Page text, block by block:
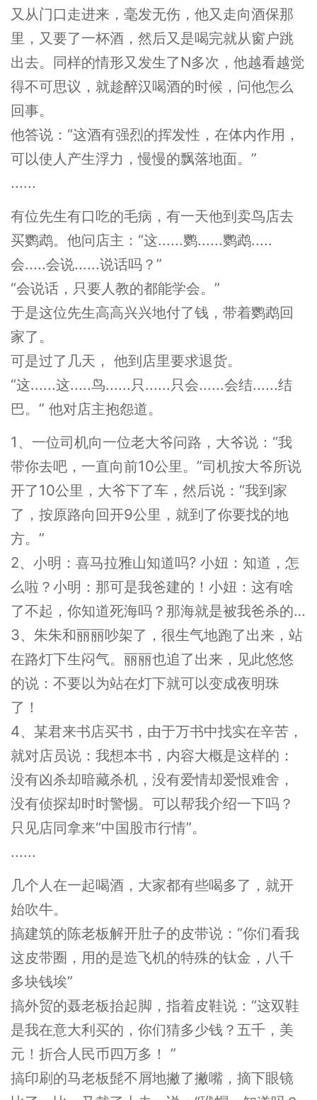
又从门口走进来，毫发无伤，他又走向酒保那
里，又要了一杯酒，然后又是喝完就从窗户跳
出去。同样的情形又发生了N多次，他越看越觉
得不可思议，就趁醉汉喝酒的时候，问他怎么
回事。
他答说：“这酒有强烈的挥发性，在体内作用，
可以使人产生浮力，慢慢的飘落地面。”
......
有位先生有口吃的毛病，有一天他到卖鸟店去
买鹦鹉。他问店主：“这......鹦......鹦鹉.....
会.....会说......说话吗？”
“会说话，只要人教的都能学会。”
于是这位先生高高兴兴地付了钱，带着鹦鹉回
家了。
可是过了几天， 他到店里要求退货。
“这......这.....鸟......只......只会......会结......结
巴。” 他对店主抱怨道。
1、一位司机向一位老大爷问路，大爷说：“我
带你去吧，一直向前10公里。”司机按大爷所说
开了10公里，大爷下了车，然后说：“我到家
了，按原路向回开9公里，就到了你要找的地
方。”
2、小明：喜马拉雅山知道吗? 小妞：知道，怎
么啦？小明：那可是我爸建的！小妞：这有啥
了不起，你知道死海吗？那海就是被我爸杀的…
3、朱朱和丽丽吵架了，很生气地跑了出来，站
在路灯下生闷气。丽丽也追了出来，见此悠悠
的说：不要以为站在灯下就可以变成夜明珠
了！
4、某君来书店买书，由于万书中找实在辛苦，
就对店员说：我想本书，内容大概是这样的：
没有凶杀却暗藏杀机，没有爱情却爱恨难舍，
没有侦探却时时警惕。可以帮我介绍一下吗？
只见店同拿来“中国股市行情”。
......
几个人在一起喝酒，大家都有些喝多了，就开
始吹牛。
搞建筑的陈老板解开肚子的皮带说：“你们看我
这皮带圈，用的是造飞机的特殊的钛金，八千
多块钱埃”
搞外贸的聂老板抬起脚，指着皮鞋说：“这双鞋
是我在意大利买的，你们猜多少钱？五千，美
元！折合人民币四万多！ ”
搞印刷的马老板髭不屑地撇了撇嘴，摘下眼镜